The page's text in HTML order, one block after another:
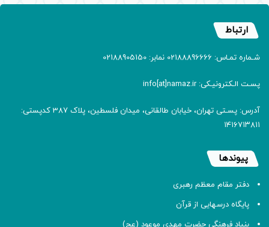
ارتباط
شـماره تمـاس: 02188896666 نمابر: 02188905150
پسـت الـکترونیـکی: info[at]namaz.ir
آدرس: پسـتی تهران، خیابان طالقانی، میدان فلسطین، پلاک 387 کدپستی:
۱۴۱۶۷۱۳۸۱۱
پیوندها
دفتر مقام معظم رهبری
پایگاه درسهایی از قرآن
بنیاد فرهنگی حضرت مهدی موعود (عج)